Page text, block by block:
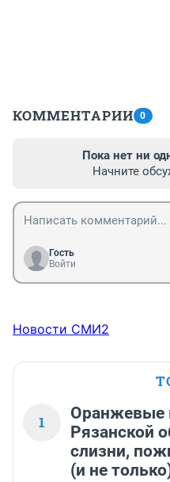
КОММЕНТАРИИ 0
Пока нет ни
Начните
Гость
Войти
Новости СМИ2
1
Оранжевые
Рязанской
слизни,
(и не